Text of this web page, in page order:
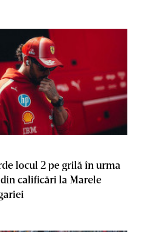
locul 2 pe grilă în urma
calificări la Marele